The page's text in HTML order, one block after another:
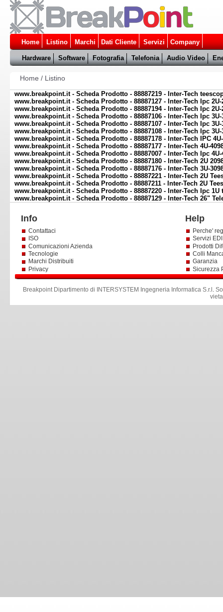
Home Listino Marchi Dati Cliente Servizi Company
Hardware Software Fotografia Telefonia Audio Video
Home / Listino
www.breakpoint.it - Scheda Prodotto - 88887219 - Inter-Tech
www.breakpoint.it - Scheda Prodotto - 88887127 - Inter-Tech Ipc
www.breakpoint.it - Scheda Prodotto - 88887194 - Inter-Tech Ipc
www.breakpoint.it - Scheda Prodotto - 88887106 - Inter-Tech Ipc
www.breakpoint.it - Scheda Prodotto - 88887107 - Inter-Tech Ipc
www.breakpoint.it - Scheda Prodotto - 88887108 - Inter-Tech Ipc
www.breakpoint.it - Scheda Prodotto - 88887178 - Inter-Tech IPC
www.breakpoint.it - Scheda Prodotto - 88887177 - Inter-Tech 4U-
www.breakpoint.it - Scheda Prodotto - 88887007 - Inter-Tech Ipc
www.breakpoint.it - Scheda Prodotto - 88887180 - Inter-Tech 2U
www.breakpoint.it - Scheda Prodotto - 88887176 - Inter-Tech 3U-
www.breakpoint.it - Scheda Prodotto - 88887221 - Inter-Tech 2U
www.breakpoint.it - Scheda Prodotto - 88887211 - Inter-Tech 2U
www.breakpoint.it - Scheda Prodotto - 88887220 - Inter-Tech Ipc
www.breakpoint.it - Scheda Prodotto - 88887129 - Inter-Tech 26"
Info Help
Contattaci
ISO
Comunicazioni Azienda
Tecnologie
Marchi Distribuiti
Privacy
Perche'
Servizi
Prodotti
Colli
Garanzia
Sicurezza
Breakpoint Dipartimento di INTERSYSTEM Ingegneria Informatica S.r.l .